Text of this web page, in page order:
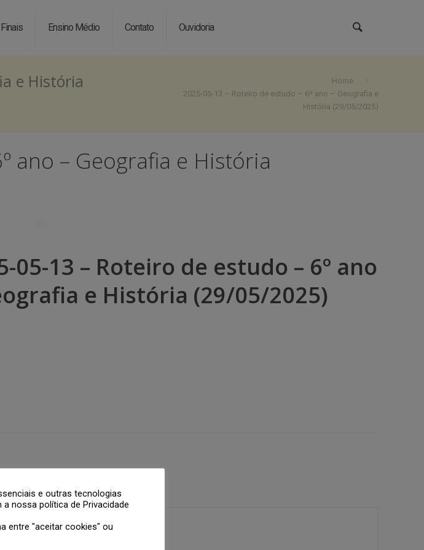
Ensino Médio Contato Ouvidoria
e História
Home
2025-05-13 – Roteiro de estudo – 6º ano – Geografia e
História (29/05/2025)
ano – Geografia e História
05-13 – Roteiro de estudo – 6º ano
e História (29/05/2025)
e outras tecnologias
nossa política de Privacidade
entre "aceitar cookies" ou